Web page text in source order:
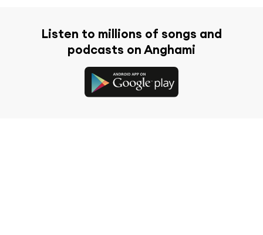
Listen to millions of songs and
podcasts on Anghami